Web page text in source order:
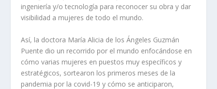
ingeniería y/o tecnología para reconocer su obra y dar
visibilidad a mujeres de todo el mundo.
Así, la doctora María Alicia de los Ángeles Guzmán
Puente dio un recorrido por el mundo enfocándose en
cómo varias mujeres en puestos muy específicos y
estratégicos, sortearon los primeros meses de la
pandemia por la covid-19 y cómo se anticiparon,